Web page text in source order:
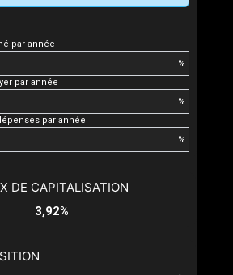
par année
%
par année
%
par année
%
DE CAPITALISATION
3,92%